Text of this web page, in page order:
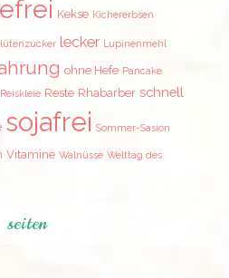
Kekse Kichererbsen
lecker Lupinenmehl
ohne Hefe Pancake
Reiskleie Reste Rhabarber schnell
sojafrei Sommer-Sasion
Vitamine Walnüsse Welttag des
seiten